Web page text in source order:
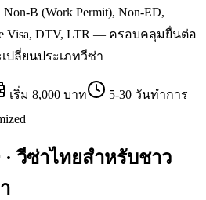
B (Work Permit), Non-ED,
Visa, DTV, LTR — ครอบคลุมยื่นต่อ
เปลี่ยนประเภทวีซ่า
เริ่ม 8,000 บาท
5-30 วันทำการ
· วีซ่าไทยสำหรับชาว